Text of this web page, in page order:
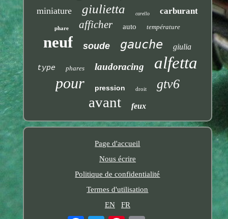
miniature giulietta carello carburant
phare afficher auto température
neuf soude gauche giulia
type phares laudoracing alfetta
pour pression droit gtv6
avant feux
Page d'accueil
Nous écrire
Politique de confidentialité
Termes d'utilisation
EN
FR